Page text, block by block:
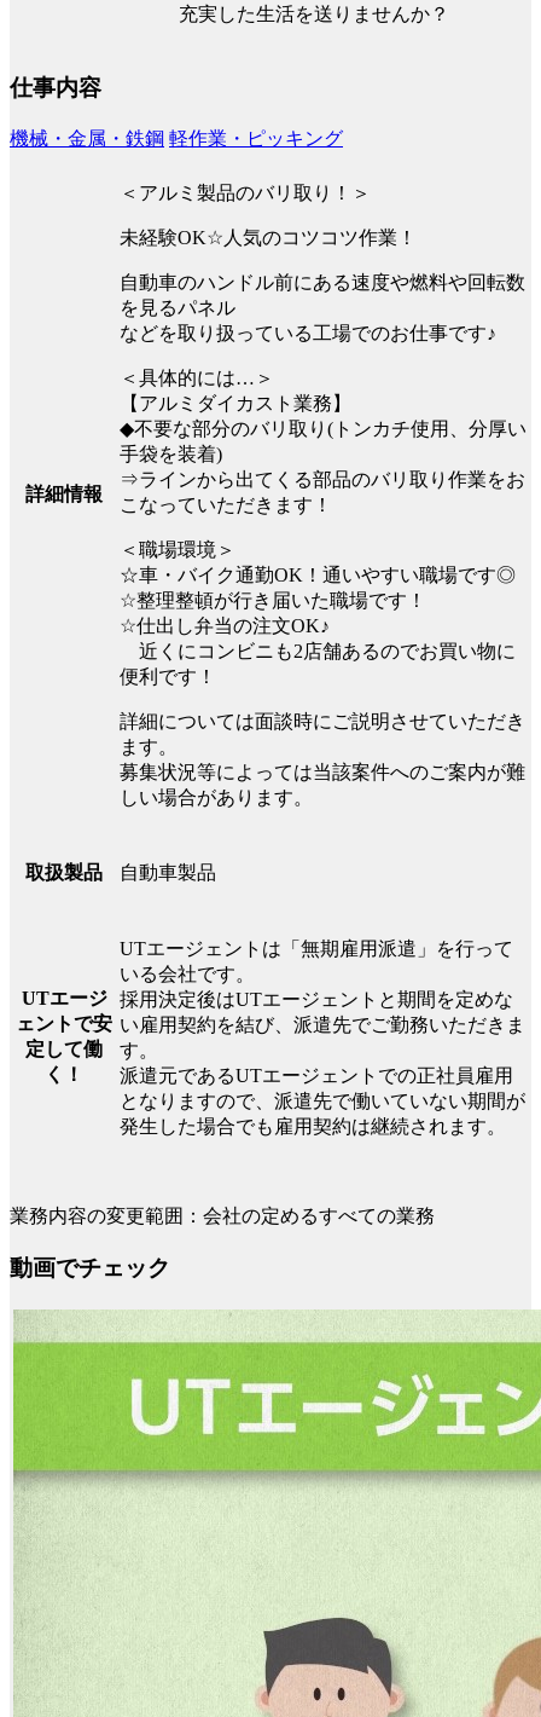
充実した生活を送りませんか？
仕事内容
機械・金属・鉄鋼 軽作業・ピッキング
詳細情報
＜アルミ製品のバリ取り！＞
未経験OK☆人気のコツコツ作業！
自動車のハンドル前にある速度や燃料や回転数
を見るパネル
などを取り扱っている工場でのお仕事です♪
＜具体的には…＞
【アルミダイカスト業務】
◆不要な部分のバリ取り(トンカチ使用、分厚い
手袋を装着)
⇒ラインから出てくる部品のバリ取り作業をお
こなっていただきます！
＜職場環境＞
☆車・バイク通勤OK！通いやすい職場です◎
☆整理整頓が行き届いた職場です！
☆仕出し弁当の注文OK♪
近くにコンビニも2店舗あるのでお買い物に
便利です！
詳細については面談時にご説明させていただき
ます。
募集状況等によっては当該案件へのご案内が難
しい場合があります。
取扱製品 自動車製品
UTエージ
ェントで安
定して働
く！
UTエージェントは「無期雇用派遣」を行って
いる会社です。
採用決定後はUTエージェントと期間を定めな
い雇用契約を結び、派遣先でご勤務いただきま
す。
派遣元であるUTエージェントでの正社員雇用
となりますので、派遣先で働いていない期間が
発生した場合でも雇用契約は継続されます。
業務内容の変更範囲：会社の定めるすべての業務
動画でチェック